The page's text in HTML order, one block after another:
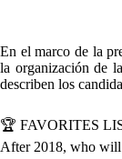
En el marco de la
la organización de
describen los
🏆 FAVORITES
After 2018, who will